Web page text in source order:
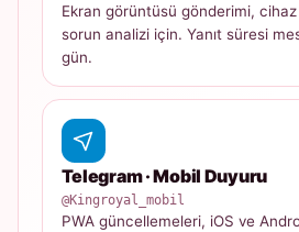
Ekran görüntüsü gönderimi, cihaz
sorun analizi için. Yanıt süresi
gün.
Telegram · Mobil Duyuru
@Kingroyal_mobil
PWA güncellemeleri, iOS ve